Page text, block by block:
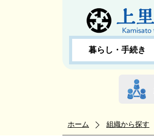
暮らし・手続き
ホーム 組織から探す